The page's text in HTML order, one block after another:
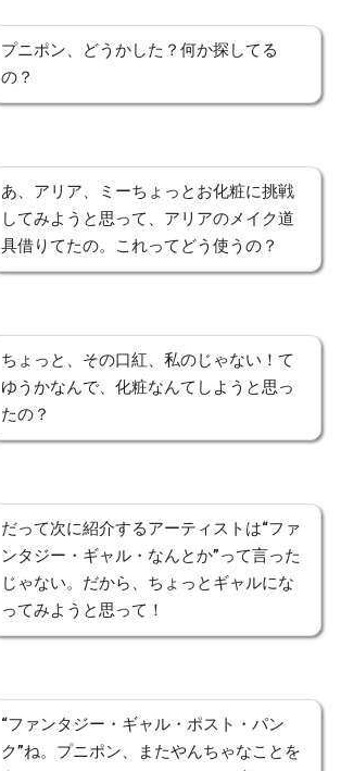
プニポン、どうかした？何か探してる
の？
あ、アリア、ミーちょっとお化粧に挑戦
してみようと思って、アリアのメイク道
具借りてたの。これってどう使うの？
ちょっと、その口紅、私のじゃない！て
ゆうかなんで、化粧なんてしようと思っ
たの？
だって次に紹介するアーティストは“ファ
ンタジー・ギャル・なんとか”って言った
じゃない。だから、ちょっとギャルにな
ってみようと思って！
“ファンタジー・ギャル・ポスト・パン
ク”ね。プニポン、またやんちゃなことを